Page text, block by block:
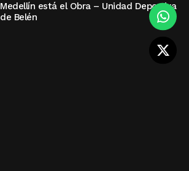
Medellín está el Obra – Unidad Deportiva
de Belén